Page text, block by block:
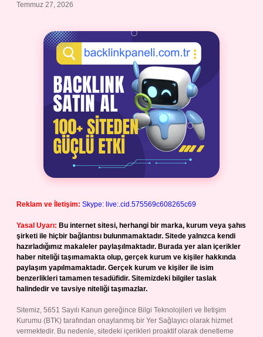
Temmuz 27, 2026
Reklam ve İletişim: Skype: live:.cid.575569c608265c69
Yasal Uyarı: Bu internet sitesi, herhangi bir marka, kurum veya şahıs
şirketi ile hiçbir bağlantısı bulunmamaktadır. Sitede yalnızca kendi
hazırladığımız makaleler paylaşılmaktadır. Burada yer alan içerikler
haber niteliği taşımamakta olup, gerçek kurum ve kişiler hakkında
paylaşım yapılmamaktadır. Gerçek kurum ve kişiler ile isim
benzerlikleri tamamen tesadüfidir. Sitemizdeki bilgiler taslak
halindedir ve tavsiye niteliği taşımazlar.
Sitemiz, 5651 Sayılı Kanun gereğince Bilgi Teknolojileri ve İletişim
Kurumu (BTK) tarafından onaylanmış bir Yer Sağlayıcı olarak hizmet
vermektedir. Bu nedenle, sitedeki içerikleri proaktif olarak denetleme